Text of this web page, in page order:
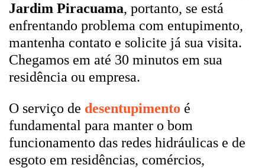
Jardim Piracuama, portanto, se está
enfrentando problema com entupimento,
mantenha contato e solicite já sua visita.
Chegamos em até 30 minutos em sua
residência ou empresa.
O serviço de desentupimento é
fundamental para manter o bom
funcionamento das redes hidráulicas e de
esgoto em residências, comércios,